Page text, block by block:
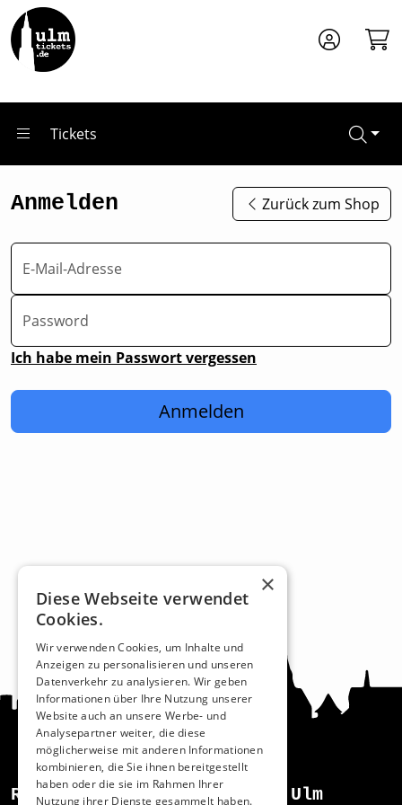
Zum Hauptinhalt springen
Tickets
Anmelden Zurück zum Shop
E-Mail-Adresse
Password
Ich habe mein Passwort vergessen
Anmelden
Recht und Ordnung Ulm
×
Diese Webseite verwendet
Cookies.
Wir verwenden Cookies, um Inhalte und
Anzeigen zu personalisieren und unseren
Datenverkehr zu analysieren. Wir geben
Informationen über Ihre Nutzung unserer
Website auch an unsere Werbe- und
Analysepartner weiter, die diese
möglicherweise mit anderen Informationen
kombinieren, die Sie ihnen bereitgestellt
haben oder die sie im Rahmen Ihrer
Nutzung ihrer Dienste gesammelt haben.